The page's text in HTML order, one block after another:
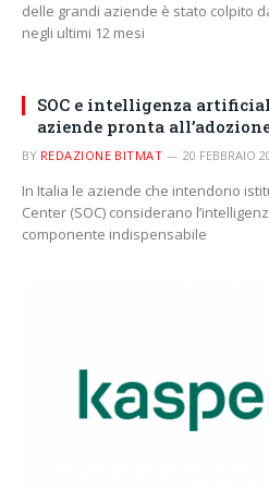
delle grandi aziende è stato colpito
negli ultimi 12 mesi
SOC e intelligenza
aziende pronta
BY REDAZIONE BITMAT 20 FEBBRAIO
In Italia le aziende che intendono
Center (SOC) considerano
componente indispensabile